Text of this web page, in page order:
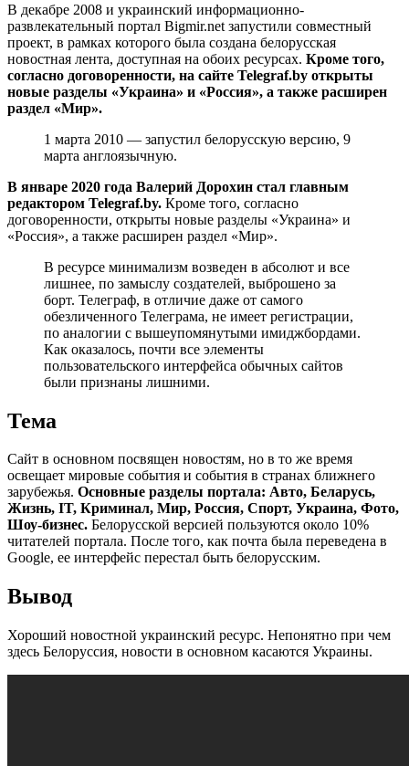
В декабре 2008 и украинский информационно-
развлекательный портал Bigmir.net запустили совместный
проект, в рамках которого была создана белорусская
новостная лента, доступная на обоих ресурсах. Кроме того,
согласно договоренности, на сайте Telegraf.by открыты
новые разделы «Украина» и «Россия», а также расширен
раздел «Мир».
1 марта 2010 — запустил белорусскую версию, 9
марта англоязычную.
В январе 2020 года Валерий Дорохин стал главным
редактором Telegraf.by. Кроме того, согласно
договоренности, открыты новые разделы «Украина» и
«Россия», а также расширен раздел «Мир».
В ресурсе минимализм возведен в абсолют и все
лишнее, по замыслу создателей, выброшено за
борт. Телеграф, в отличие даже от самого
обезличенного Телеграма, не имеет регистрации,
по аналогии с вышеупомянутыми имиджбордами.
Как оказалось, почти все элементы
пользовательского интерфейса обычных сайтов
были признаны лишними.
Тема
Сайт в основном посвящен новостям, но в то же время
освещает мировые события и события в странах ближнего
зарубежья. Основные разделы портала: Авто, Беларусь,
Жизнь, IT, Криминал, Мир, Россия, Спорт, Украина, Фото,
Шоу-бизнес. Белорусской версией пользуются около 10%
читателей портала. После того, как почта была переведена в
Google, ее интерфейс перестал быть белорусским.
Вывод
Хороший новостной украинский ресурс. Непонятно при чем
здесь Белоруссия, новости в основном касаются Украины.